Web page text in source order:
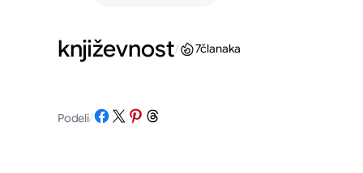
književnost/ 7članaka
Podeli/Share on Facebook
Share on X Share on Pinterest
Share on Threads